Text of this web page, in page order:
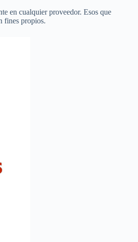
en cualquier proveedor. Esos que
fines propios.